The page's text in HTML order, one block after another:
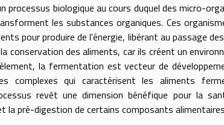
processus biologique au cours duquel des micro-
les substances organiques. Ces
pour produire de l'énergie, libérant au passage
conservation des aliments, car ils créent un
la fermentation est vecteur de
complexes qui caractérisent les aliments
revêt une dimension bénéfique pour la
la pré-digestion de certains composants